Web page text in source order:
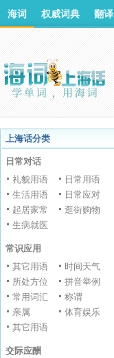
海词 权威词典 翻译
上海话分类
日常对话
礼貌用语
日常用语
生活用语
日常应对
起居家常
逛街购物
生病就医
常识应用
其它用语
时间天气
所处方位
拼音举例
常用词汇
称谓
亲属
体育娱乐
其它用语
交际应酬